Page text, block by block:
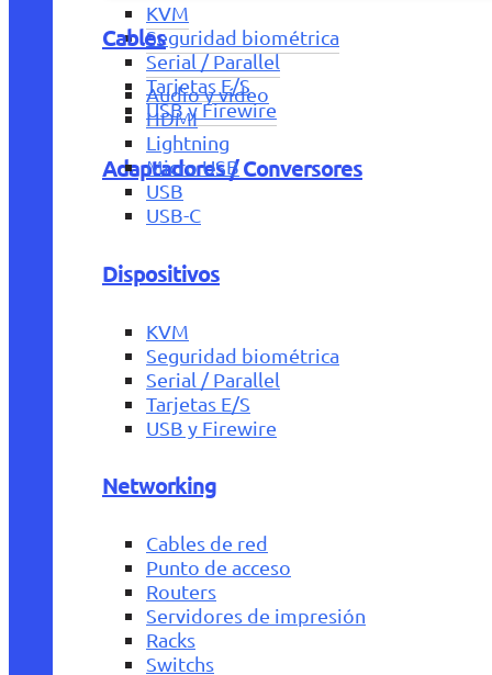
KVM
Seguridad biométrica
Serial / Parallel
Tarjetas E/S
USB y Firewire
Adaptadores / Conversores
Cables
Audio y vídeo
HDMI
Lightning
Micro USB
USB
USB-C
Dispositivos
KVM
Seguridad biométrica
Serial / Parallel
Tarjetas E/S
USB y Firewire
Networking
Cables de red
Punto de acceso
Routers
Servidores de impresión
Racks
Switchs